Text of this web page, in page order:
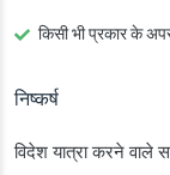
किसी भी प्रकार के
निष्कर्ष
विदेश यात्रा करने वाले